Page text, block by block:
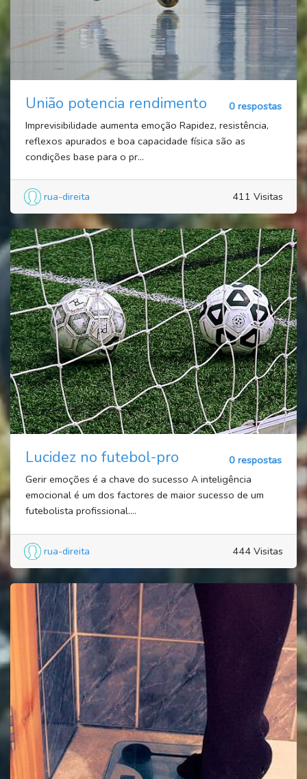
União potencia rendimento
0 respostas
Imprevisibilidade aumenta emoção Rapidez, resistência,
reflexos apurados e boa capacidade física são as
condições base para o pr...
rua-direita 411 Visitas
Lucidez no futebol-pro
0 respostas
Gerir emoções é a chave do sucesso A inteligência
emocional é um dos factores de maior sucesso de um
futebolista profissional....
rua-direita 444 Visitas